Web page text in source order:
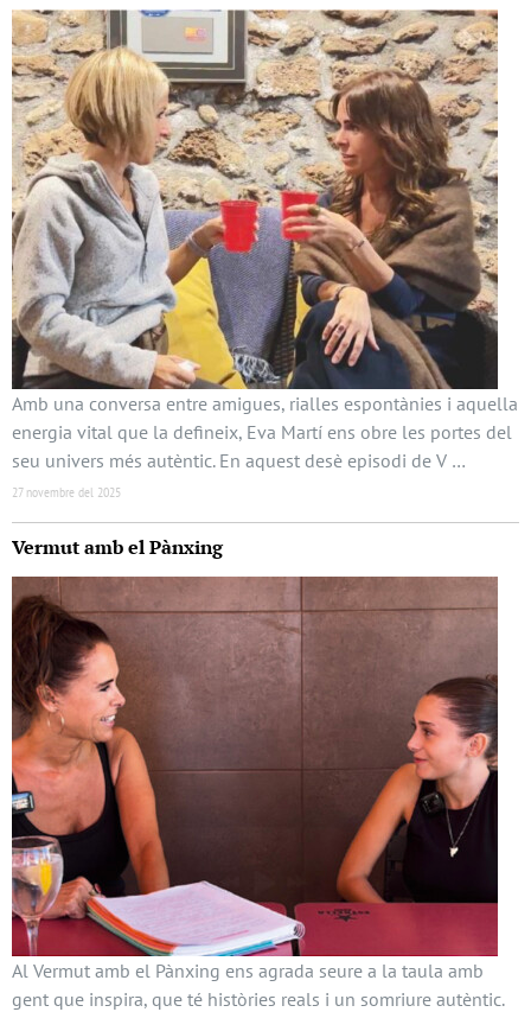
Amb una conversa entre amigues, rialles espontànies i aquella
energia vital que la defineix, Eva Martí ens obre les portes del
seu univers més autèntic. En aquest desè episodi de V …
27 novembre del 2025
Vermut amb el Pànxing
Al Vermut amb el Pànxing ens agrada seure a la taula amb
gent que inspira, que té històries reals i un somriure autèntic.